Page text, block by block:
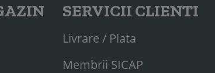
SERVICII CLIENTI
Livrare / Plata
Membrii SICAP